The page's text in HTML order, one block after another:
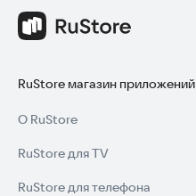
RuStore магазин приложений
О RuStore
RuStore для TV
RuStore для телефона